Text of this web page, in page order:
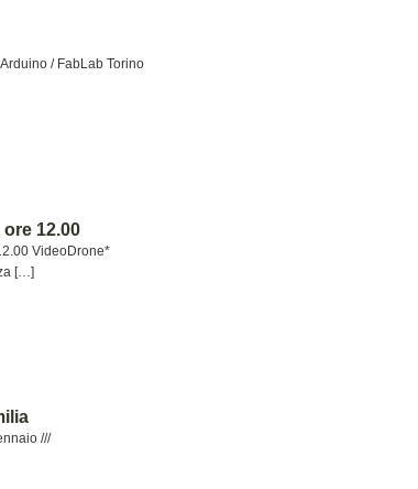
/ FabLab Torino
12.00
VideoDrone*
[…]
///